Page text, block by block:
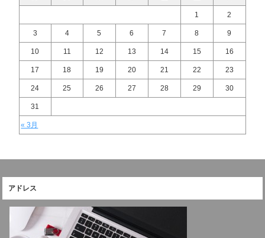
« 3月
1 2
3 4 5 6 7 8 9
10 11 12 13 14 15 16
17 18 19 20 21 22 23
24 25 26 27 28 29 30
31
アドレス